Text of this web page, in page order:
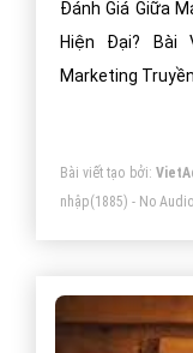
Đánh Giá Giữa
Hiện Đại? Bài
Marketing
Bài viết tạo bởi:
nhập(1885) - No Audio